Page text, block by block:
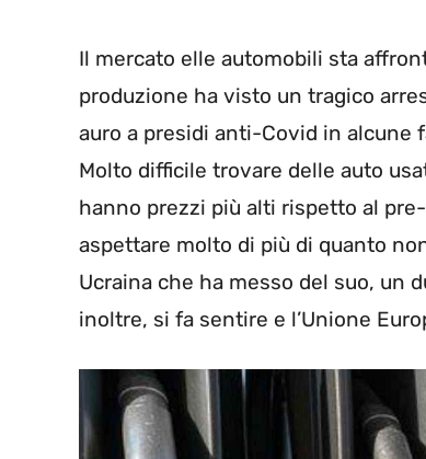
Il mercato elle automobili sta
produzione ha visto un tragico
auro a presidi anti-Covid in alcune
Molto difficile trovare delle auto
hanno prezzi più alti rispetto al
aspettare molto di più di quanto
Ucraina che ha messo del suo, un
inoltre, si fa sentire e l’Unione